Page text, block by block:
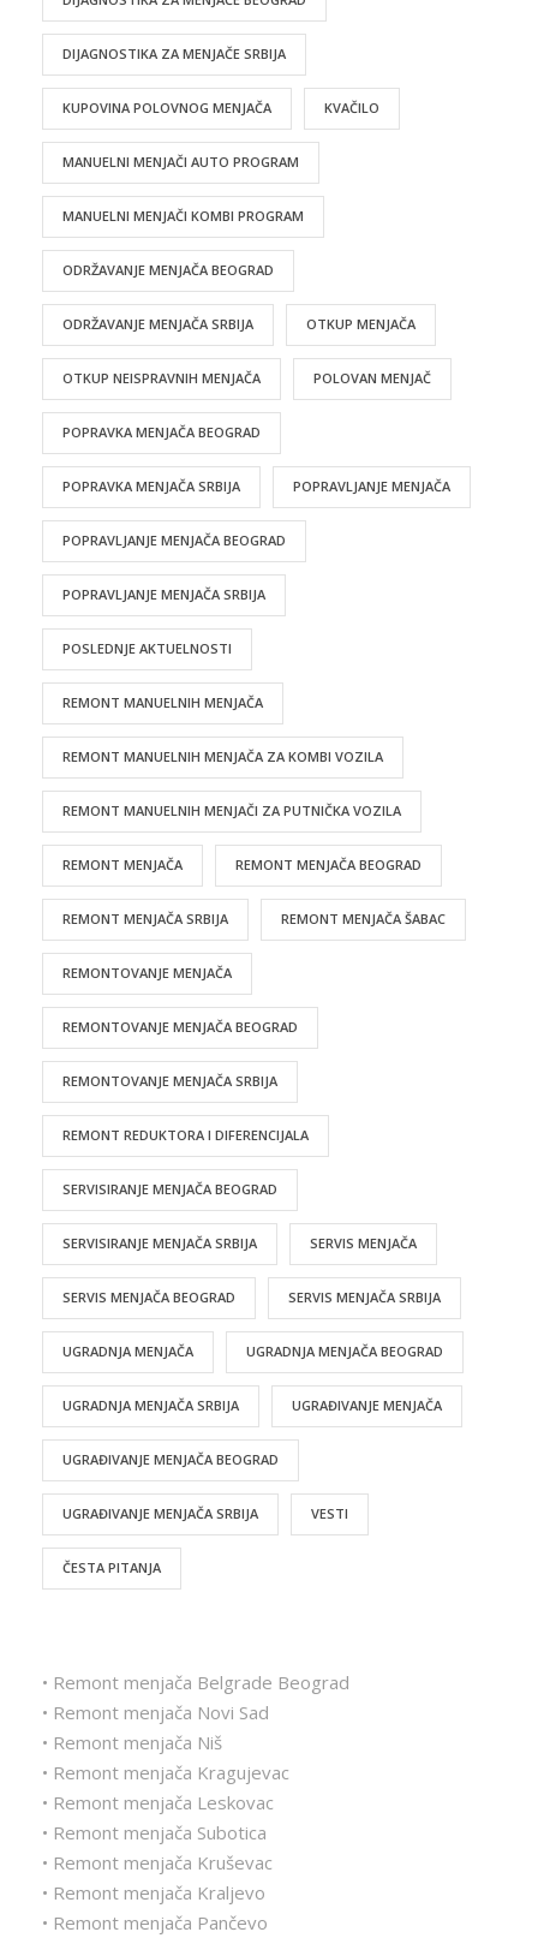
DIJAGNOSTIKA ZA MENJAČE SRBIJA
KUPOVINA POLOVNOG MENJAČA KVAČILO
MANUELNI MENJAČI AUTO PROGRAM
MANUELNI MENJAČI KOMBI PROGRAM
ODRŽAVANJE MENJAČA BEOGRAD
ODRŽAVANJE MENJAČA SRBIJA OTKUP MENJAČA
OTKUP NEISPRAVNIH MENJAČA POLOVAN MENJAČ
POPRAVKA MENJAČA BEOGRAD
POPRAVKA MENJAČA SRBIJA POPRAVLJANJE MENJAČA
POPRAVLJANJE MENJAČA BEOGRAD
POPRAVLJANJE MENJAČA SRBIJA
POSLEDNJE AKTUELNOSTI
REMONT MANUELNIH MENJAČA
REMONT MANUELNIH MENJAČA ZA KOMBI VOZILA
REMONT MANUELNIH MENJAČI ZA PUTNIČKA VOZILA
REMONT MENJAČA REMONT MENJAČA BEOGRAD
REMONT MENJAČA SRBIJA REMONT MENJAČA ŠABAC
REMONTOVANJE MENJAČA
REMONTOVANJE MENJAČA BEOGRAD
REMONTOVANJE MENJAČA SRBIJA
REMONT REDUKTORA I DIFERENCIJALA
SERVISIRANJE MENJAČA BEOGRAD
SERVISIRANJE MENJAČA SRBIJA SERVIS MENJAČA
SERVIS MENJAČA BEOGRAD SERVIS MENJAČA SRBIJA
UGRADNJA MENJAČA UGRADNJA MENJAČA BEOGRAD
UGRADNJA MENJAČA SRBIJA UGRAĐIVANJE MENJAČA
UGRAĐIVANJE MENJAČA BEOGRAD
UGRAĐIVANJE MENJAČA SRBIJA VESTI
ČESTA PITANJA
• Remont menjača Belgrade Beograd
• Remont menjača Novi Sad
• Remont menjača Niš
• Remont menjača Kragujevac
• Remont menjača Leskovac
• Remont menjača Subotica
• Remont menjača Kruševac
• Remont menjača Kraljevo
• Remont menjača Pančevo